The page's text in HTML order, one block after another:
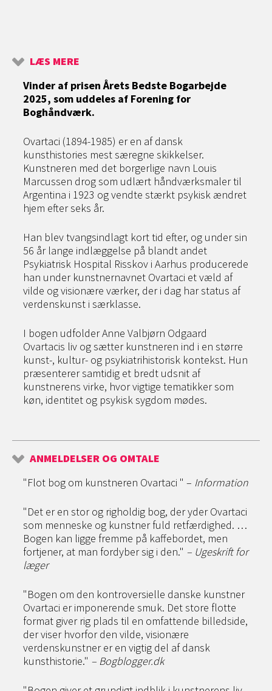
LÆS MERE
Vinder af prisen Årets Bedste Bogarbejde
2025, som uddeles af Forening for
Boghåndværk.
Ovartaci (1894-1985) er en af dansk
kunsthistories mest særegne skikkelser.
Kunstneren med det borgerlige navn Louis
Marcussen drog som udlært håndværksmaler til
Argentina i 1923 og vendte stærkt psykisk ændret
hjem efter seks år.
Han blev tvangsindlagt kort tid efter, og under sin
56 år lange indlæggelse på blandt andet
Psykiatrisk Hospital Risskov i Aarhus producerede
han under kunstnernavnet Ovartaci et væld af
vilde og visionære værker, der i dag har status af
verdenskunst i særklasse.
I bogen udfolder Anne Valbjørn Odgaard
Ovartacis liv og sætter kunstneren ind i en større
kunst-, kultur- og psykiatrihistorisk kontekst. Hun
præsenterer samtidig et bredt udsnit af
kunstnerens virke, hvor vigtige tematikker som
køn, identitet og psykisk sygdom mødes.
ANMELDELSER OG OMTALE
"Flot bog om kunstneren Ovartaci " – Information
"Det er en stor og righoldig bog, der yder Ovartaci
som menneske og kunstner fuld retfærdighed. …
Bogen kan ligge fremme på kaffebordet, men
fortjener, at man fordyber sig i den." – Ugeskrift for
læger
"Bogen om den kontroversielle danske kunstner
Ovartaci er imponerende smuk. Det store flotte
format giver rig plads til en omfattende billedside,
der viser hvorfor den vilde, visionære
verdenskunstner er en vigtig del af dansk
kunsthistorie." – Bogblogger.dk